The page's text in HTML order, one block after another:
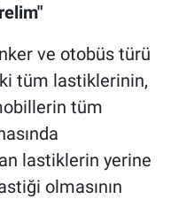
ve otobüs türü
tüm lastiklerinin,
tüm
lastiklerin yerine
olmasının